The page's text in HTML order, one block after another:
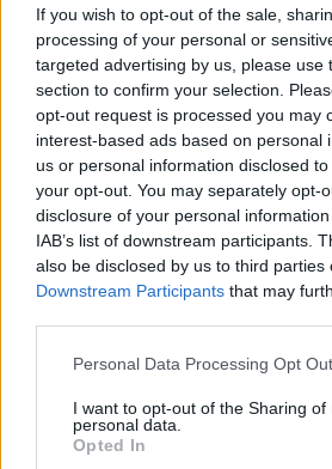
If you wish to opt-out of the sale,
processing of your personal or
targeted advertising by us, please use
section to confirm your selection.
opt-out request is processed you may
interest-based ads based on personal
us or personal information disclosed
your opt-out. You may separately opt-
disclosure of your personal
IAB’s list of downstream participants.
also be disclosed by us to third parties
Downstream Participants that may
Please note that this website/app uses
not limited to your visit or usage
grant or deny consent to Google and
use your data for below specified
Personal Data Processing Opt
I want to opt-out of the Sharing of
personal data.
Opted In
Continua a leggere